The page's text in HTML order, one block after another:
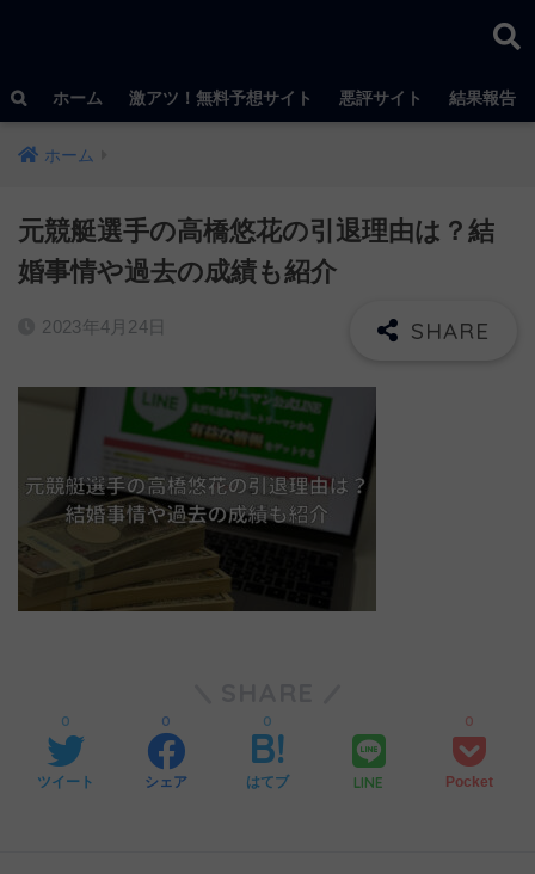
ホーム 激アツ！無料予想サイト 悪評サイト 結果報告
ホーム
元競艇選手の高橋悠花の引退理由は？結
婚事情や過去の成績も紹介
2023年4月24日
ツイート
0
シェア
0
はてブ
0
LINE Pocket
0